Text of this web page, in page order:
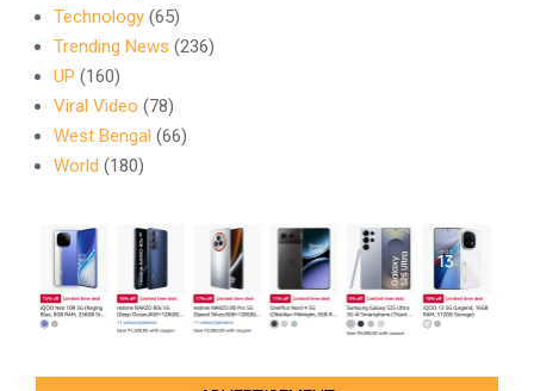
Technology (65)
Trending News (236)
UP (160)
Viral Video (78)
West Bengal (66)
World (180)